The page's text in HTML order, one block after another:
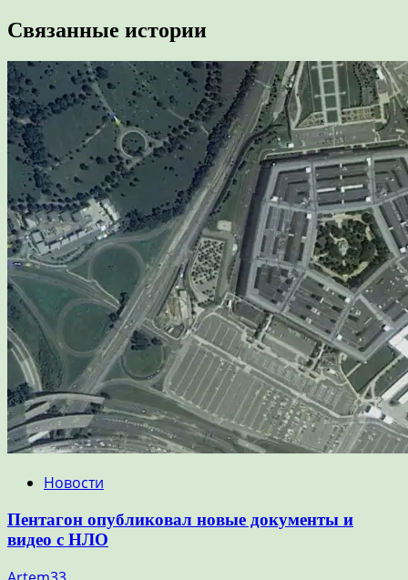
Связанные истории
Новости
Пентагон опубликовал новые документы и
видео с НЛО